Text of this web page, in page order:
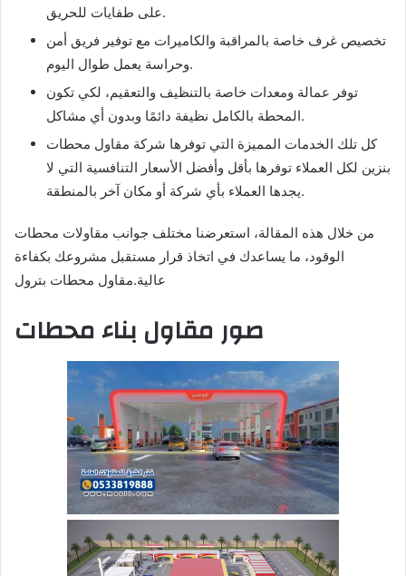
على طفايات للحريق.
تخصيص غرف خاصة بالمراقبة والكاميرات مع توفير فريق أمن
وحراسة يعمل طوال اليوم.
توفر عمالة ومعدات خاصة بالتنظيف والتعقيم، لكي تكون
المحطة بالكامل نظيفة دائمًا وبدون أي مشاكل.
كل تلك الخدمات المميزة التي توفرها شركة مقاول محطات
بنزين لكل العملاء توفرها بأقل وأفضل الأسعار التنافسية التي لا
يجدها العملاء بأي شركة أو مكان آخر بالمنطقة.
من خلال هذه المقالة، استعرضنا مختلف جوانب مقاولات محطات
الوقود، ما يساعدك في اتخاذ قرار مستقبل مشروعك بكفاءة
عالية.مقاول محطات بترول
صور مقاول بناء محطات